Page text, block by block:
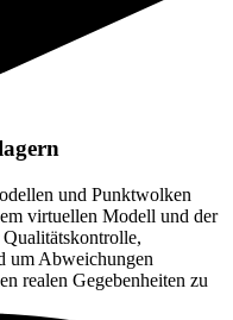
und Punktwolken
virtuellen Modell und der
um Abweichungen
realen Gegebenheiten zu